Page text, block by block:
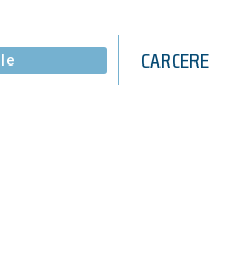
CARCERE